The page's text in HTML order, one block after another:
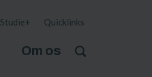
Studie+ Quicklinks
Om os